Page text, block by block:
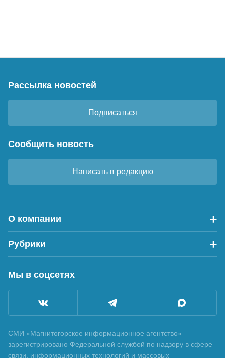
Рассылка новостей
Подписаться
Сообщить новость
Написать в редакцию
О компании
Рубрики
Мы в соцсетях
СМИ «Магнитогорское информационное агентство»
зарегистрировано Федеральной службой по надзору в сфере
связи, информационных технологий и массовых